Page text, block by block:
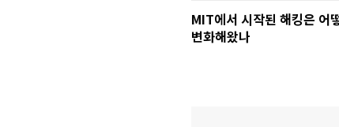
MIT에서 시작된 해킹은 어
변화해왔나